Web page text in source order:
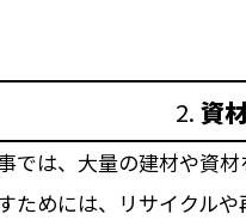
2. 資
では、大量の建材や資
ためには、リサイクル